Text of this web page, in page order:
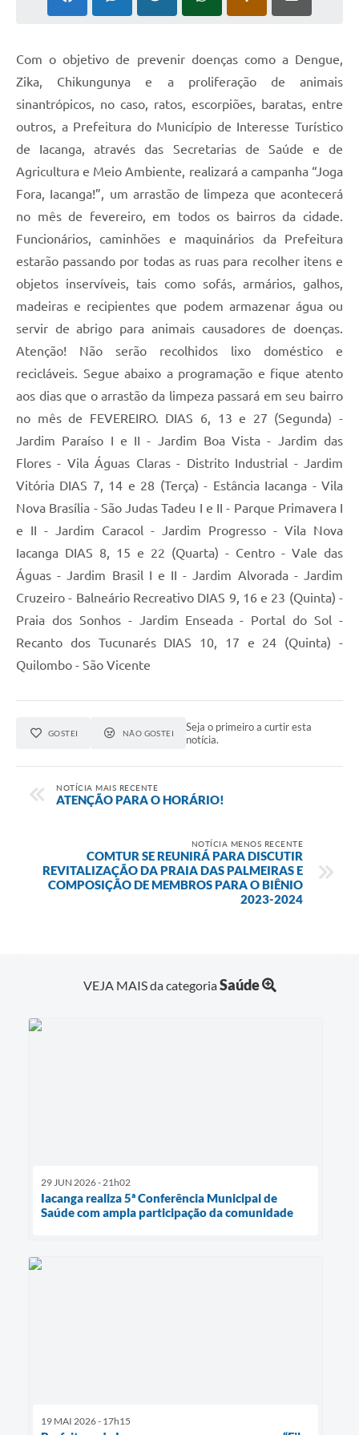
Com o objetivo de prevenir doenças como a Dengue,
Zika, Chikungunya e a proliferação de animais
sinantrópicos, no caso, ratos, escorpiões, baratas, entre
outros, a Prefeitura do Município de Interesse Turístico
de Iacanga, através das Secretarias de Saúde e de
Agricultura e Meio Ambiente, realizará a campanha “Joga
Fora, Iacanga!”, um arrastão de limpeza que acontecerá
no mês de fevereiro, em todos os bairros da cidade.
Funcionários, caminhões e maquinários da Prefeitura
estarão passando por todas as ruas para recolher itens e
objetos inservíveis, tais como sofás, armários, galhos,
madeiras e recipientes que podem armazenar água ou
servir de abrigo para animais causadores de doenças.
Atenção! Não serão recolhidos lixo doméstico e
recicláveis. Segue abaixo a programação e fique atento
aos dias que o arrastão da limpeza passará em seu bairro
no mês de FEVEREIRO. DIAS 6, 13 e 27 (Segunda) -
Jardim Paraíso I e II - Jardim Boa Vista - Jardim das
Flores - Vila Águas Claras - Distrito Industrial - Jardim
Vitória DIAS 7, 14 e 28 (Terça) - Estância Iacanga - Vila
Nova Brasília - São Judas Tadeu I e II - Parque Primavera I
e II - Jardim Caracol - Jardim Progresso - Vila Nova
Iacanga DIAS 8, 15 e 22 (Quarta) - Centro - Vale das
Águas - Jardim Brasil I e II - Jardim Alvorada - Jardim
Cruzeiro - Balneário Recreativo DIAS 9, 16 e 23 (Quinta) -
Praia dos Sonhos - Jardim Enseada - Portal do Sol -
Recanto dos Tucunarés DIAS 10, 17 e 24 (Quinta) -
Quilombo - São Vicente
GOSTEI NÃO GOSTEI
Seja o primeiro a curtir esta
notícia.
NOTÍCIA MAIS RECENTE
ATENÇÃO PARA O HORÁRIO!
NOTÍCIA MENOS RECENTE
COMTUR SE REUNIRÁ PARA DISCUTIR
REVITALIZAÇÃO DA PRAIA DAS PALMEIRAS E
COMPOSIÇÃO DE MEMBROS PARA O BIÊNIO
2023-2024
VEJA MAIS da categoriaSaúde
29 JUN 2026 - 21h02
Iacanga realiza 5ª Conferência Municipal de
Saúde com ampla participação da comunidade
19 MAI 2026 - 17h15